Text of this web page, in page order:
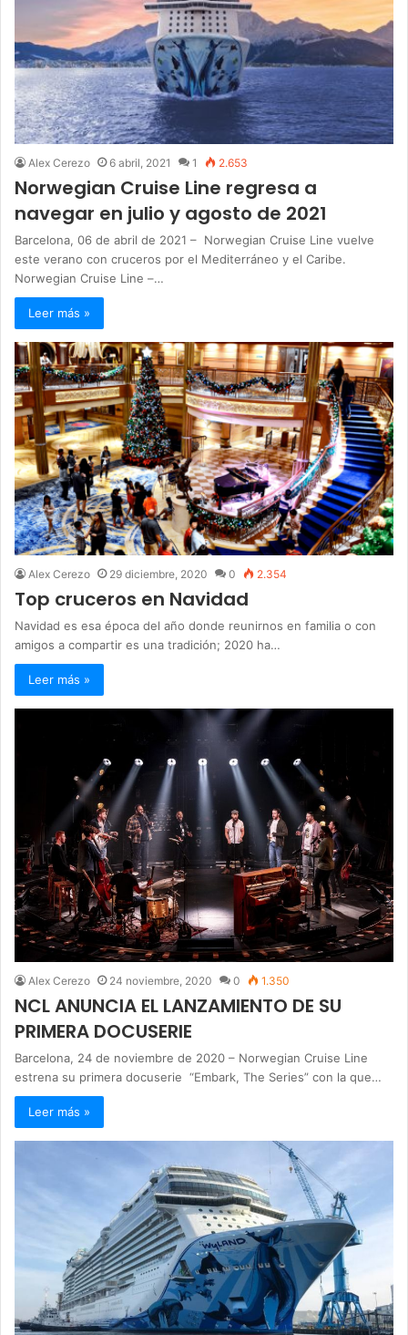
Alex Cerezo 6 abril, 2021 1 2.653
Norwegian Cruise Line regresa a
navegar en julio y agosto de 2021
Barcelona, 06 de abril de 2021 – Norwegian Cruise Line vuelve
este verano con cruceros por el Mediterráneo y el Caribe.
Norwegian Cruise Line –…
Leer más »
Alex Cerezo 29 diciembre, 2020 0 2.354
Top cruceros en Navidad
Navidad es esa época del año donde reunirnos en familia o con
amigos a compartir es una tradición; 2020 ha…
Leer más »
Alex Cerezo 24 noviembre, 2020 0 1.350
NCL ANUNCIA EL LANZAMIENTO DE SU
PRIMERA DOCUSERIE
Barcelona, 24 de noviembre de 2020 – Norwegian Cruise Line
estrena su primera docuserie “Embark, The Series” con la que…
Leer más »